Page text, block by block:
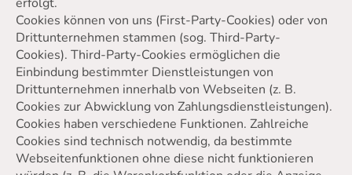
Cookies können von uns (First-Party-Cookies) oder von
Drittunternehmen stammen (sog. Third-Party-
Cookies). Third-Party-Cookies ermöglichen die
Einbindung bestimmter Dienstleistungen von
Drittunternehmen innerhalb von Webseiten (z. B.
Cookies zur Abwicklung von Zahlungsdienstleistungen).
Cookies haben verschiedene Funktionen. Zahlreiche
Cookies sind technisch notwendig, da bestimmte
Webseitenfunktionen ohne diese nicht funktionieren